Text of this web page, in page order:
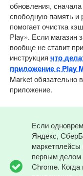
обновления,
свободную память и
помогает очистка
Play». Если магазин
вообще не ставит
инструкция что
приложение с Play
Market обязательно
приложение.
Если
Яндекс,
первым делом
Chrome. Когда